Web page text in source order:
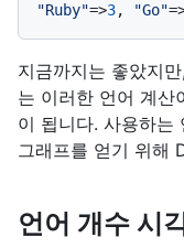
"Ruby"=>3, "Go"
지금까지는 좋았지
는 이러한 언어 계산
이 됩니다. 사용하는
그래프를 얻기 위해
언어 개수 시